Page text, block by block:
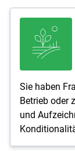
Sie haben
Betrieb oder
und